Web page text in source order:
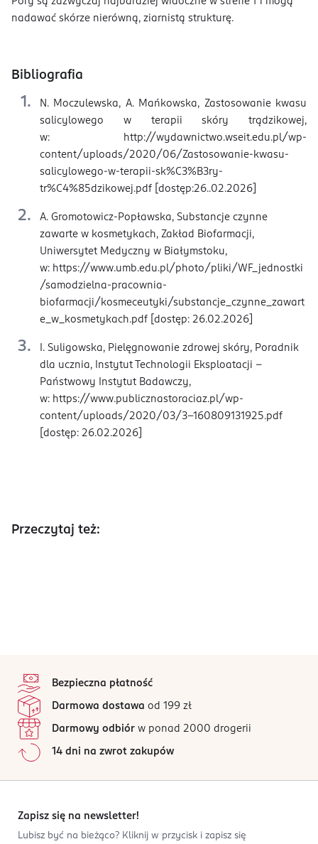
nadawać skórze nierówną, ziarnistą strukturę.
Bibliografia
N. Moczulewska, A. Mańkowska, Zastosowanie kwasu
salicylowego w terapii skóry trądzikowej,
w: http://wydawnictwo.wseit.edu.pl/wp-
content/uploads/2020/06/Zastosowanie-kwasu-
salicylowego-w-terapii-sk%C3%B3ry-
tr%C4%85dzikowej.pdf [dostęp:26..02.2026]
A. Gromotowicz-Popławska, Substancje czynne
zawarte w kosmetykach, Zakład Biofarmacji,
Uniwersytet Medyczny w Białymstoku,
w: https://www.umb.edu.pl/photo/pliki/WF_jednostki
/samodzielna-pracownia-
biofarmacji/kosmeceutyki/substancje_czynne_zawart
e_w_kosmetykach.pdf [dostęp: 26.02.2026]
I. Suligowska, Pielęgnowanie zdrowej skóry, Poradnik
dla ucznia, Instytut Technologii Eksploatacji –
Państwowy Instytut Badawczy,
w: https://www.publicznastoraciaz.pl/wp-
content/uploads/2020/03/3-160809131925.pdf
[dostęp: 26.02.2026]
Przeczytaj też:
Bezpieczna płatność
Darmowa dostawa od 199 zł
Darmowy odbiór w ponad 2000 drogerii
14 dni na zwrot zakupów
Zapisz się na newsletter!
Lubisz być na bieżąco? Kliknij w przycisk i zapisz się